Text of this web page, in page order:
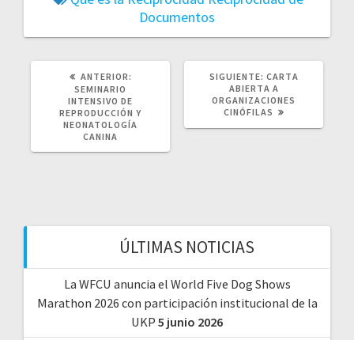
Documentos
ANTERIOR:
SEMINARIO
INTENSIVO DE
REPRODUCCIÓN Y
NEONATOLOGÍA
CANINA
SIGUIENTE: SIGUIENTE
POST:
CARTA
ABIERTA A
ORGANIZACIONES
CINÓFILAS
ÚLTIMAS NOTICIAS
La WFCU anuncia el World Five Dog Shows
Marathon 2026 con participación institucional de la
UKP 5 junio 2026